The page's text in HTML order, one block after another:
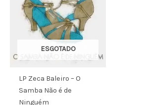
ESGOTADO
LP Zeca Baleiro – O
Samba Não é de
Ninguém